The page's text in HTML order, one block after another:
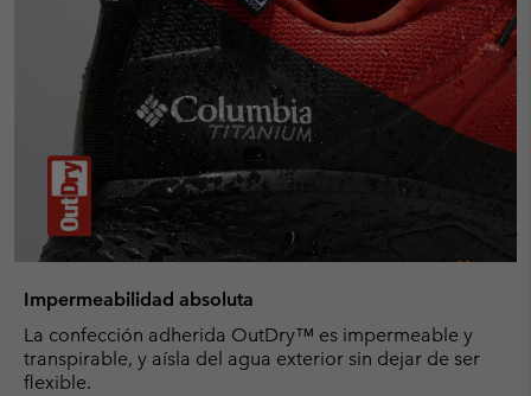
Impermeabilidad absoluta
La confección adherida OutDry™ es impermeable y
transpirable, y aísla del agua exterior sin dejar de ser
flexible.